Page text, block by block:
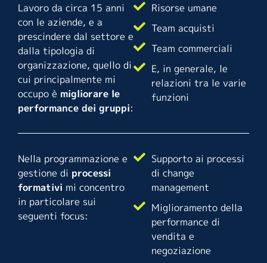
Lavoro da circa 15 anni
con le aziende, e a
prescindere dal settore e
dalla tipologia di
organizzazione, quello di
cui principalmente mi
occupo è migliorare le
performance dei gruppi:
Risorse umane
Team acquisti
Team commerciali
E, in generale, le
relazioni tra le varie
funzioni
Nella programmazione e
gestione di processi
formativi mi concentro
in particolare sui
seguenti focus:
Supporto ai processi
di change
management
Miglioramento della
performance di
vendita e
negoziazione